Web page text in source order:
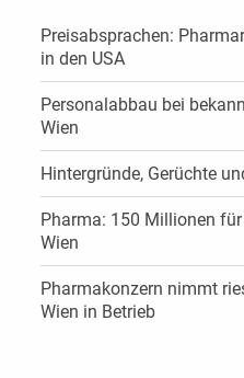
Preisabsprachen:
in den USA
Personalabbau bei
Wien
Hintergründe, Gerüchte
Pharma: 150 Millionen
Wien
Pharmakonzern nimmt
Wien in Betrieb